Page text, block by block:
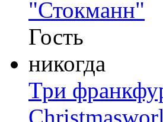
"Стокманн"
Гость
никогда
Три